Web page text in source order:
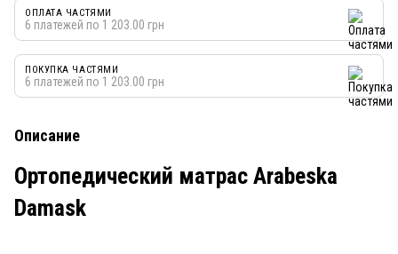
ОПЛАТА ЧАСТЯМИ
6 платежей по 1 203.00 грн
ПОКУПКА ЧАСТЯМИ
6 платежей по 1 203.00 грн
Описание
Ортопедический матрас Arabeska
Damask